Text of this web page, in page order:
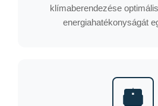
klímaberendezése
energiahatékonyságát